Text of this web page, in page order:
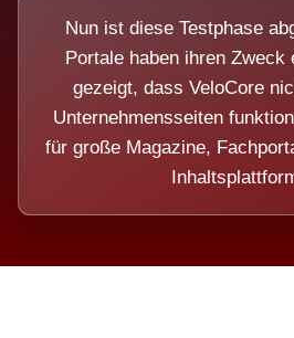
Nun ist diese Testphase
Portale haben ihren Zweck
gezeigt, dass VeloCore
Unternehmensseiten
für große Magazine,